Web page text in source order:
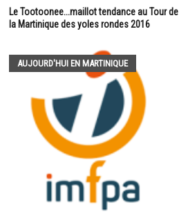
Le Tootoonee...maillot tendance au Tour de
la Martinique des yoles rondes 2016
AUJOURD'HUI EN MARTINIQUE